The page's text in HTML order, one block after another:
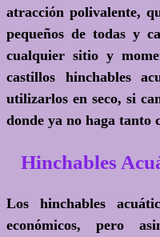
atracción polivalente,
pequeños de todas y
cualquier sitio y
castillos hinchables
utilizarlos en seco, si
donde ya no haga tanto
Hinchables
Los hinchables
económicos, pero